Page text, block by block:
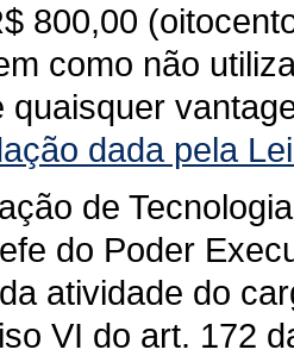
800,00
como não
quaisquer
dada pela
de
do Poder
atividade do
VI do art. 172